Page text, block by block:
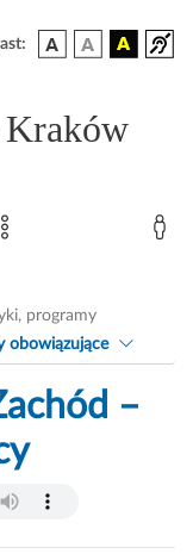
programy
obowiązujące
–